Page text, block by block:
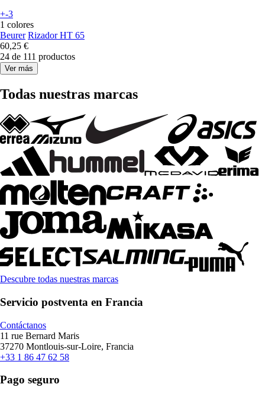
+-3
1 colores
Beurer Rizador HT 65
60,25 €
24 de 111 productos
Ver más
Todas nuestras marcas
Descubre todas nuestras marcas
Servicio postventa en Francia
Contáctanos
11 rue Bernard Maris
37270 Montlouis-sur-Loire, Francia
+33 1 86 47 62 58
Pago seguro